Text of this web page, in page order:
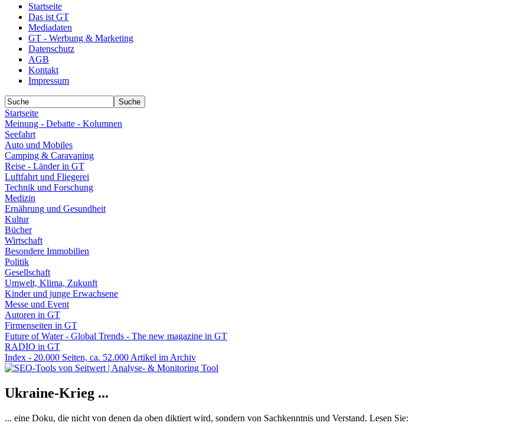
Startseite
Das ist GT
Mediadaten
GT - Werbung & Marketing
Datenschutz
AGB
Kontakt
Impressum
Startseite
Meinung - Debatte - Kolumnen
Seefahrt
Auto und Mobiles
Camping & Caravaning
Reise - Länder in GT
Luftfahrt und Fliegerei
Technik und Forschung
Medizin
Ernährung und Gesundheit
Kultur
Bücher
Wirtschaft
Besondere Immobilien
Politik
Gesellschaft
Umwelt, Klima, Zukunft
Kinder und junge Erwachsene
Messe und Event
Autoren in GT
Firmenseiten in GT
Future of Water - Global Trends - The new magazine in GT
RADIO in GT
Index - 20.000 Seiten, ca. 52.000 Artikel im Archiv
Ukraine-Krieg ...
... eine Doku, die nicht von denen da oben diktiert wird, sondern von Sachkenntnis und Verstand. Lesen Sie: